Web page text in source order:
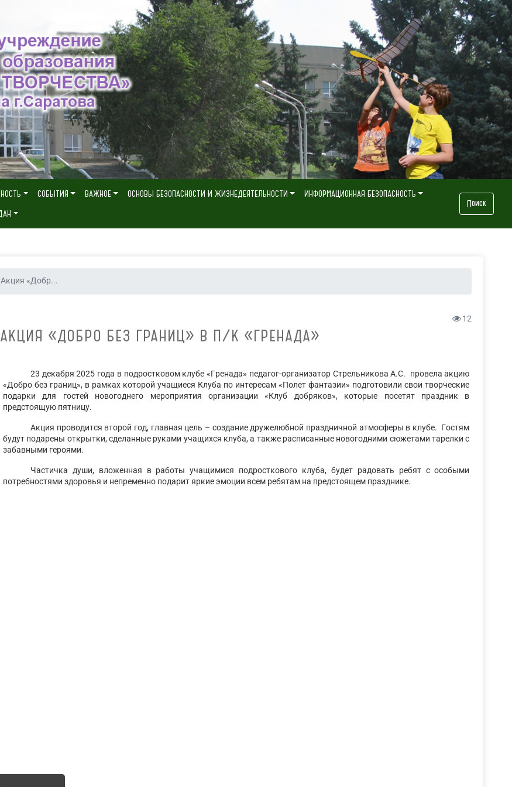
СОБЫТИЯ ВАЖНОЕ ОСНОВЫ БЕЗОПАСНОСТИ И ЖИЗНЕДЕЯТЕЛЬНОСТИ
ИНФОРМАЦИОННАЯ БЕЗОПАСНОСТЬ
Поиск
«Добр...
12
«ДОБРО БЕЗ ГРАНИЦ» В П/К «ГРЕНАДА»
23 декабря 2025 года в подростковом клубе «Гренада» педагог-организатор Стрельникова А.С. провела акцию
«Добро без границ», в рамках которой учащиеся Клуба по интересам «Полет фантазии» подготовили свои творческие
подарки для гостей новогоднего мероприятия организации «Клуб добряков», которые посетят праздник в
предстоящую пятницу.
Акция проводится второй год, главная цель – создание дружелюбной праздничной атмосферы в клубе. Гостям
будут подарены открытки, сделанные руками учащихся клуба, а также расписанные новогодними сюжетами тарелки с
забавными героями.
Частичка души, вложенная в работы учащимися подросткового клуба, будет радовать ребят с особыми
потребностями здоровья и непременно подарит яркие эмоции всем ребятам на предстоящем празднике.